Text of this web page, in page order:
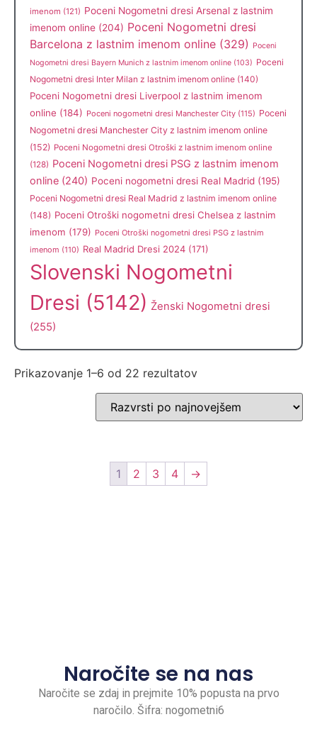
imenom (121) Poceni Nogometni dresi Arsenal z lastnim
imenom online (204) Poceni Nogometni dresi
Barcelona z lastnim imenom online (329)
Poceni
Nogometni dresi Bayern Munich z lastnim imenom online (103) Poceni
Nogometni dresi Inter Milan z lastnim imenom online (140)
Poceni Nogometni dresi Liverpool z lastnim imenom
online (184) Poceni nogometni dresi Manchester City (115) Poceni
Nogometni dresi Manchester City z lastnim imenom online
(152) Poceni Nogometni dresi Otroški z lastnim imenom online
(128) Poceni Nogometni dresi PSG z lastnim imenom
online (240) Poceni nogometni dresi Real Madrid (195)
Poceni Nogometni dresi Real Madrid z lastnim imenom online
(148) Poceni Otroški nogometni dresi Chelsea z lastnim
imenom (179) Poceni Otroški nogometni dresi PSG z lastnim
imenom (110) Real Madrid Dresi 2024 (171)
Slovenski Nogometni
Dresi (5142) Ženski Nogometni dresi
(255)
Prikazovanje 1–6 od 22 rezultatov
1 2 3 4 →
Naročite se na nas
Naročite se zdaj in prejmite 10% popusta na prvo
naročilo. Šifra: nogometni6